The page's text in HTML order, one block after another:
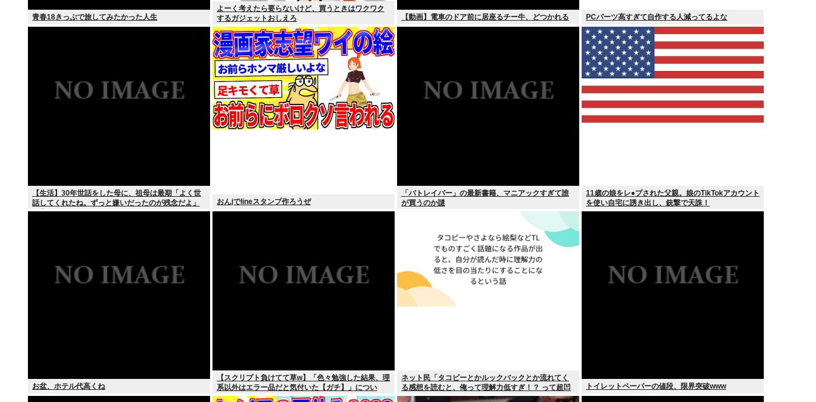
青春18きっぷで旅してみたかった人生
よーく考えたら要らないけど、買うときはワクワク
するガジェットおしえろ
【動画】電車のドア前に居座るチー牛、どつかれる PCパーツ高すぎて自作する人減ってるよな
【生活】30年世話をした母に、祖母は最期「よく世
話してくれたね。ずっと嫌いだったのが残念だよ」
と言って死んだ
おんjでlineスタンプ作ろうぜ
「パトレイバー」の最新書籍、マニアックすぎて誰
が買うのか謎
11歳の娘をレ●プされた父親。娘のTikTokアカウント
を使い自宅に誘き出し、銃撃で天誅！
お盆、ホテル代高くね
【スクリプト負けてて草w】「色々勉強した結果、理
系以外はエラー品だと気付いた【ガチ】」につい
て、もっと具体的に話そうか
ネット民「タコピーとかルックバックとか流れてく
る感想を読むと、俺って理解力低すぎ！？ って超凹
む。つらい」
トイレットペーパーの値段、限界突破www